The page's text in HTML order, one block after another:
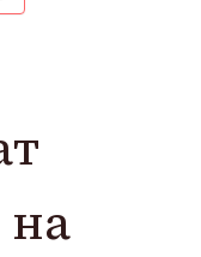
на